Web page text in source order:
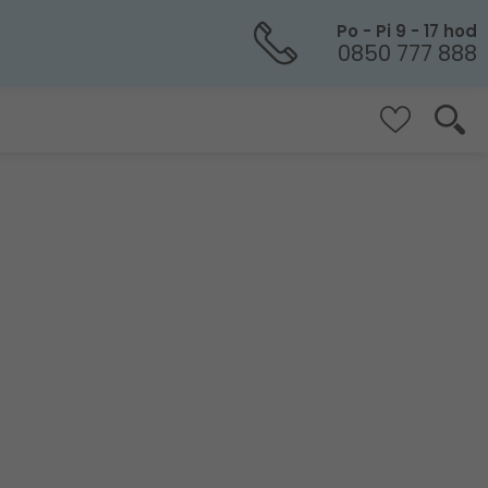
Po - Pi 9 - 17 hod
0850 777 888